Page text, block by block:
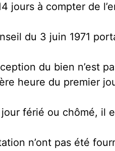
jours à compter de
du 3 juin 1971
du bien n’est
heure du premier
férié ou chômé, il
n’ont pas été